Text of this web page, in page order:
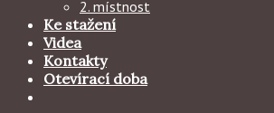
2. místnost
Ke stažení
Videa
Kontakty
Otevírací doba